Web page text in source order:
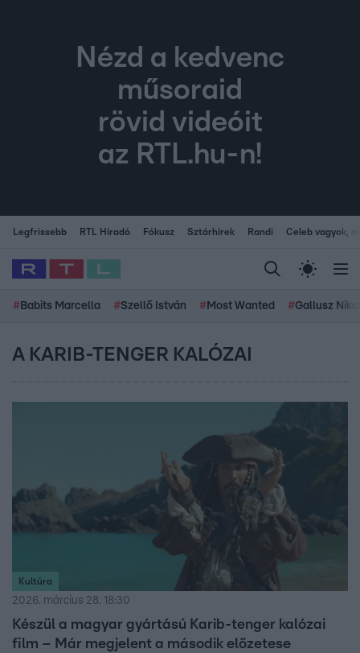
Nézd a kedvenc
műsoraid
rövid videóit
az RTL.hu-n!
Legfrissebb RTL Híradó Fókusz Sztárhírek Randi Celeb vagyok,
# Babits Marcella #Szellő István # Most Wanted #Gallusz
A KARIB-TENGER KALÓZAI
Kultúra
2026. március 28. 18:30
Készül a magyar gyártású Karib-tenger kalózai
film – Már megjelent a második előzetese